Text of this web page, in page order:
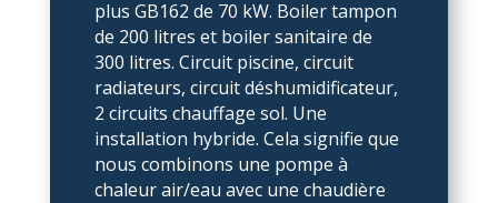
plus GB162 de 70 kW. Boiler tampon
de 200 litres et boiler sanitaire de
300 litres. Circuit piscine, circuit
radiateurs, circuit déshumidificateur,
2 circuits chauffage sol. Une
installation hybride. Cela signifie que
nous combinons une pompe à
chaleur air/eau avec une chaudière